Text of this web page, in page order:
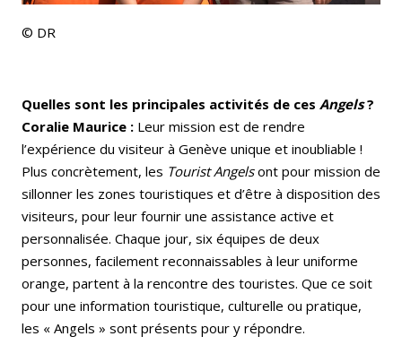
© DR
Quelles sont les principales activités de ces Angels?
Coralie Maurice : Leur mission est de rendre
l’expérience du visiteur à Genève unique et inoubliable !
Plus concrètement, les Tourist Angelsont pour mission de
sillonner les zones touristiques et d’être à disposition des
visiteurs, pour leur fournir une assistance active et
personnalisée. Chaque jour, six équipes de deux
personnes, facilement reconnaissables à leur uniforme
orange, partent à la rencontre des touristes. Que ce soit
pour une information touristique, culturelle ou pratique,
les « Angels » sont présents pour y répondre.